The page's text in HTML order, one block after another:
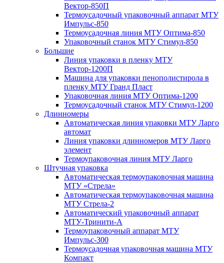
Вектор-850П
Термоусадочный упаковочный аппарат МТУ
Импульс-850
Термоусадочная линия МТУ Оптима-850
Упаковочный станок МТУ Стимул-850
Большие
Линия упаковки в пленку МТУ
Вектор-1200П
Машина для упаковки пенополистирола в
пленку МТУ Гранд Пласт
Упаковочная линия МТУ Оптима-1200
Термоусадочный станок МТУ Стимул-1200
Длинномеры
Автоматическая линия упаковки МТУ Ларго
автомат
Линия упаковки длинномеров МТУ Ларго
элемент
Термоупаковочная линия МТУ Ларго
Штучная упаковка
Автоматическая термоупаковочная машина
МТУ «Стрела»
Автоматическая термоупаковочная машина
МТУ Стрела-2
Автоматический упаковочный аппарат
МТУ-Тринити-А
Термоупаковочный аппарат МТУ
Импульс-300
Термоусадочная упаковочная машина МТУ
Компакт